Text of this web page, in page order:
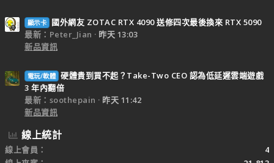
顯示卡
國外網友 ZOTAC RTX 4090 送修四次最後換來 RTX 5090
最新：Peter_Jian
昨天 13:03
新品資訊
電玩/軟體 硬體貴到買不起？Take-Two CEO 認為低延遲雲端遊戲
3 年內翻倍
最新：soothepain
昨天 11:42
新品資訊
線上統計
線上會員
4